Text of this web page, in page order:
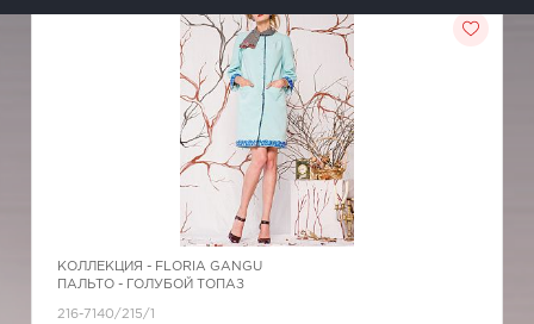
КОЛЛЕКЦИЯ - FLORIA GANGU
ПАЛЬТО - ГОЛУБОЙ ТОПАЗ
216-7140/215/1